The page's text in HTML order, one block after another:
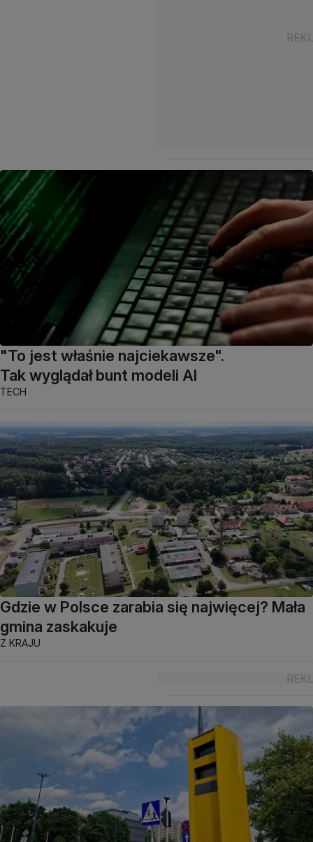
"To jest właśnie najciekawsze".
Tak wyglądał bunt modeli AI
TECH
Gdzie w Polsce zarabia się najwięcej? Mała
gmina zaskakuje
Z KRAJU